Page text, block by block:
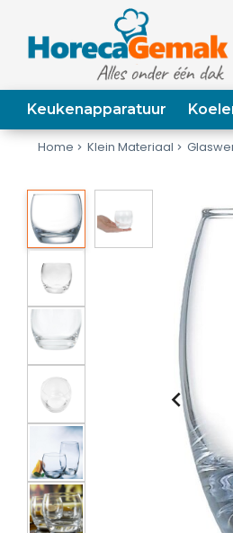
Keukenapparatuur
Home Klein Materiaal